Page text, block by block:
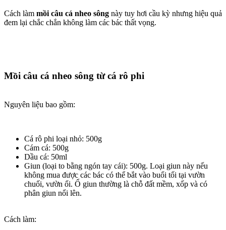
Cách làm mồi câu cá nheo sông này tuy hơi cầu kỳ nhưng hiệu quả
đem lại chắc chắn không làm các bác thất vọng.
Mồi câu cá nheo sông từ cá rô phi
Nguyên liệu bao gồm:
Cá rô phi loại nhỏ: 500g
Cám cá: 500g
Dầu cá: 50ml
Giun (loại to bằng ngón tay cái): 500g. Loại giun này nếu
không mua được các bác có thể bắt vào buổi tối tại vườn
chuối, vườn ổi. Ổ giun thường là chỗ đất mềm, xốp và có
phân giun nổi lên.
Cách làm: